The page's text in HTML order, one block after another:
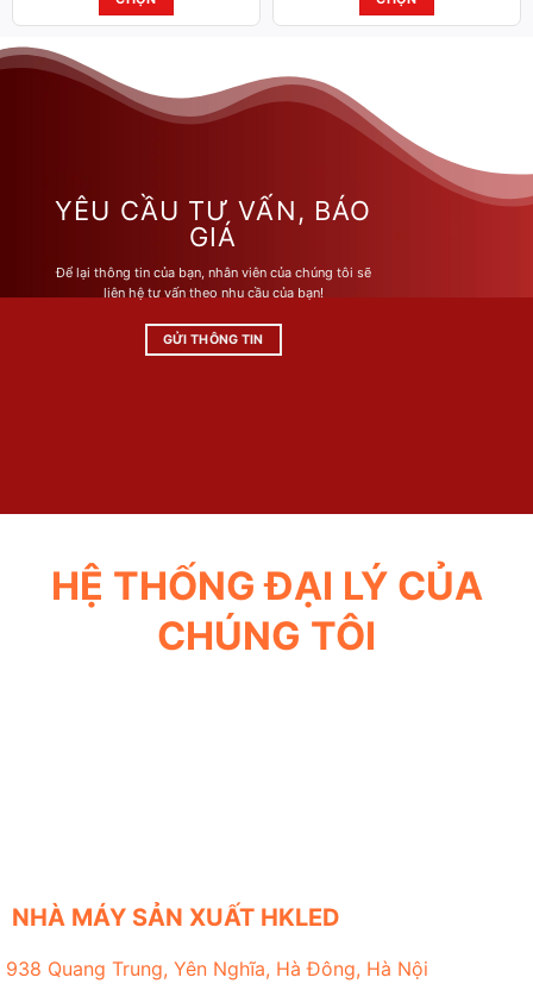
3.935.000 ₫. Sản
có
nhiều
Các
có
thể
được
chọn
6.475.000 ₫. Sản
nhiều
biến
thể.
YÊU CẦU TƯ VẤN, BÁO
GIÁ
Để lại thông tin của bạn, nhân viên của chúng tôi sẽ
liên hệ tư vấn theo nhu cầu của bạn!
GỬI THÔNG TIN
HỆ THỐNG ĐẠI LÝ CỦA
CHÚNG TÔI
NHÀ MÁY SẢN XUẤT HKLED
938 Quang Trung, Yên Nghĩa, Hà Đông, Hà Nội